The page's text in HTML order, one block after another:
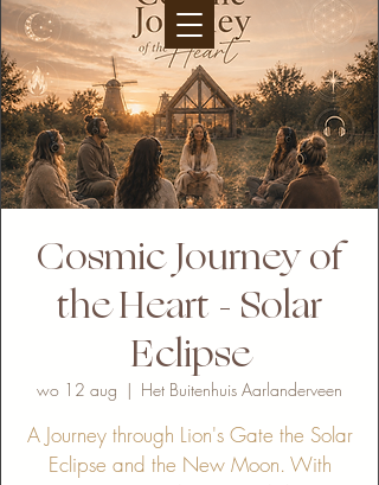
Cosmic Journey of
the Heart - Solar
Eclipse
wo 12 aug
  |
Het Buitenhuis Aarlanderveen
A Journey through Lion's Gate the Solar
Eclipse and the New Moon. With